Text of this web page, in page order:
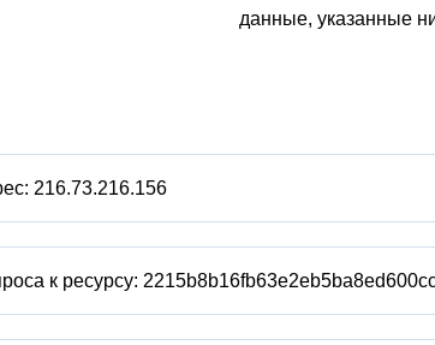
данные, указанные
216.73.216.156
к ресурсу: